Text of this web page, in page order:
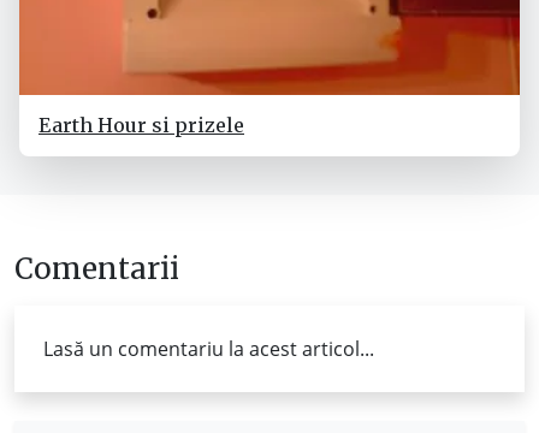
Earth Hour si prizele
Comentarii
Lasă un comentariu la acest articol...